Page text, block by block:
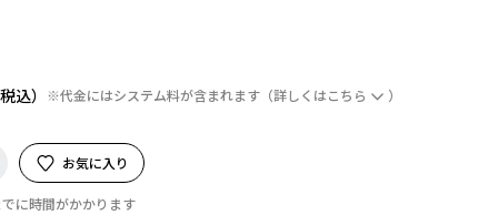
※代金にはシステム料が含まれます （詳しくはこちら ）
お気に入り
に時間がかかります